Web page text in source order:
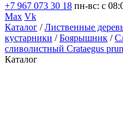
+7 967 073 30 18 пн-вс: с
Max Vk
Каталог /Лиственные
кустарники /Боярышник /
сливолистный Crataegus
Каталог